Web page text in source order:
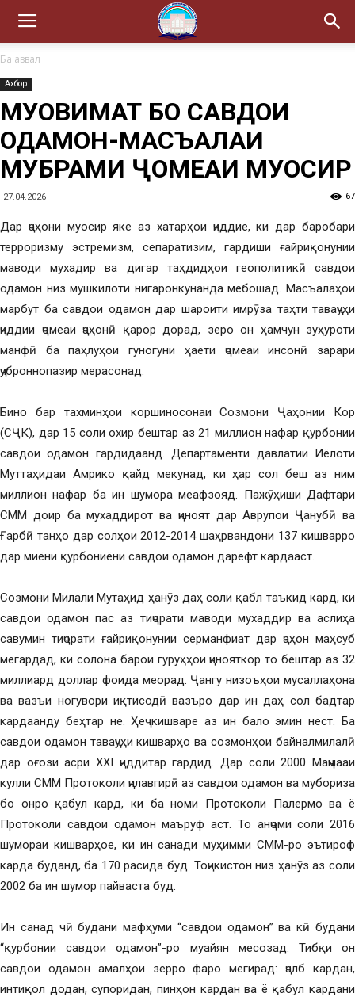
Ба аввал
Ахбор
МУҚОВИМАТ БО САВДОИ
ОДАМОН-МАСЪАЛАИ
МУБРАМИ ҶОМЕАИ МУОСИР
27.04.2026 67
Дар ҷаҳони муосир яке аз хатарҳои ҷиддие, ки дар баробари
терроризму эстремизм, сепаратизим, гардиши ғайриқонунии
маводи мухадир ва дигар таҳдидҳои геополитикӣ савдои
одамон низ мушкилоти нигаронкунанда мебошад. Масъалаҳои
марбут ба савдои одамон дар шароити имрӯза таҳти таваҷҷуҳи
ҷиддии ҷомеаи ҷаҳонӣ қарор дорад, зеро он ҳамчун зуҳуроти
манфӣ ба паҳлуҳои гуногуни ҳаёти ҷомеаи инсонӣ зарари
ҷуброннопазир мерасонад.
Бино бар тахминҳои коршиносонаи Созмони Ҷаҳонии Кор
(СҶК), дар 15 соли охир бештар аз 21 миллион нафар қурбонии
савдои одамон гардидаанд. Департаменти давлатии Иёлоти
Муттаҳидаи Амрико қайд мекунад, ки ҳар сол беш аз ним
миллион нафар ба ин шумора меафзояд. Пажӯҳиши Дафтари
СММ доир ба мухаддирот ва ҷиноят дар Аврупои Ҷанубӣ ва
Ғарбӣ танҳо дар солҳои 2012-2014 шаҳрвандони 137 кишварро
дар миёни қурбониёни савдои одамон дарёфт кардааст.
Созмони Милали Мутаҳид ҳанӯз даҳ соли қабл таъкид кард, ки
савдои одамон пас аз тиҷорати маводи мухаддир ва аслиҳа
савумин тиҷорати ғайриқонунии серманфиат дар ҷаҳон маҳсуб
мегардад, ки солона барои гуруҳҳои ҷинояткор то бештар аз 32
миллиард доллар фоида меорад. Ҷангу низоъҳои мусаллаҳона
ва вазъи ногувори иқтисодӣ вазъро дар ин даҳ сол бадтар
кардаанду беҳтар не. Ҳеҷ кишваре аз ин бало эмин нест. Ба
савдои одамон таваҷҷуҳи кишварҳо ва созмонҳои байналмилалӣ
дар оғози асри XXI ҷиддитар гардид. Дар соли 2000 Маҷмааи
кулли СММ Протоколи ҷилавгирӣ аз савдои одамон ва мубориза
бо онро қабул кард, ки ба номи Протоколи Палермо ва ё
Протоколи савдои одамон маъруф аст. То анҷоми соли 2016
шумораи кишварҳое, ки ин санади муҳимми СММ-ро эътироф
карда буданд, ба 170 расида буд. Тоҷикистон низ ҳанӯз аз соли
2002 ба ин шумор пайваста буд.
Ин санад чӣ будани мафҳуми “савдои одамон” ва кӣ будани
“қурбонии савдои одамон”-ро муайян месозад. Тибқи он
савдои одамон амалҳои зерро фаро мегирад: ҷалб кардан,
интиқол додан, супоридан, пинҳон кардан ва ё қабул кардани